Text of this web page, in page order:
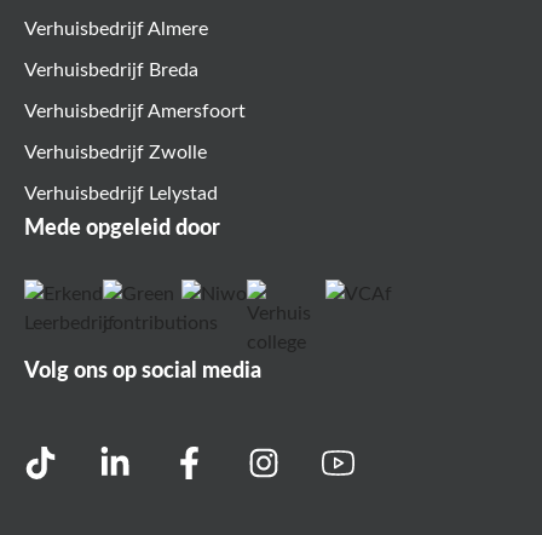
Verhuisbedrijf Almere
Verhuisbedrijf Breda
Verhuisbedrijf Amersfoort
Verhuisbedrijf Zwolle
Verhuisbedrijf Lelystad
Mede opgeleid door
Volg ons op social media